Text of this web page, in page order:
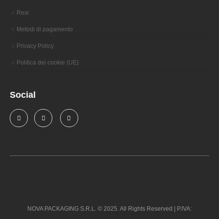
Resi
Metodi di pagamento
Privacy Policy
Politica dei cookie (UE)
Social
NOVA PACKAGING S.R.L. © 2025. All Rights Reserved | P.IVA: